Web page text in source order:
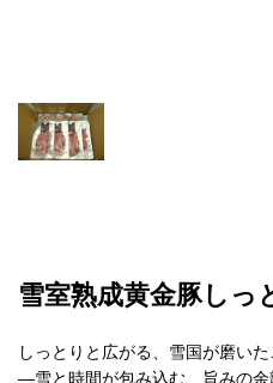
雪室熟成黄金豚しっ
しっとりと広がる、雪国が磨いた
―雪と時間が包み込む、旨みの